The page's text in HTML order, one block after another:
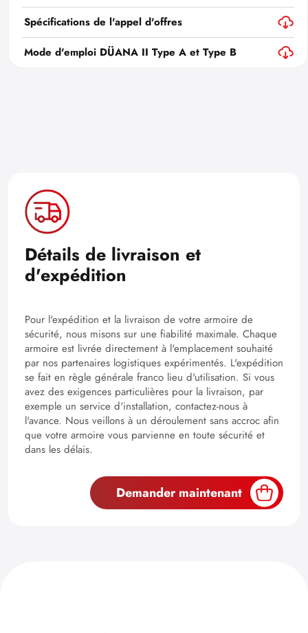
Spécifications de l'appel d'offres
Mode d'emploi DÜANA II Type A et Type B
Détails de livraison et
d'expédition
Pour l'expédition et la livraison de votre armoire de
sécurité, nous misons sur une fiabilité maximale. Chaque
armoire est livrée directement à l'emplacement souhaité
par nos partenaires logistiques expérimentés. L'expédition
se fait en règle générale franco lieu d'utilisation. Si vous
avez des exigences particulières pour la livraison, par
exemple un service d'installation, contactez-nous à
l'avance. Nous veillons à un déroulement sans accroc afin
que votre armoire vous parvienne en toute sécurité et
dans les délais.
Demander maintenant